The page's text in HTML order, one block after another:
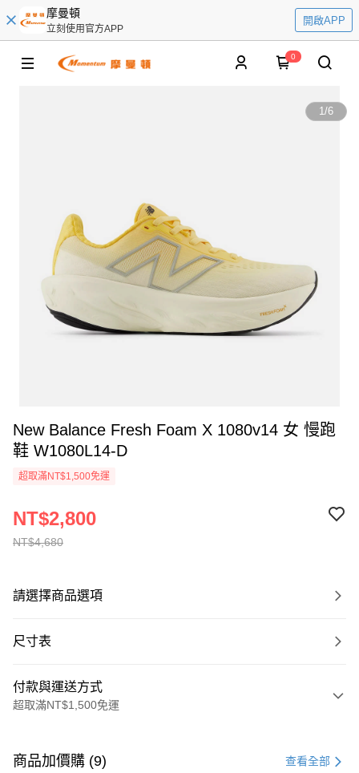
摩曼頓
立刻使用官方APP
開啟APP
0
1/6
New Balance Fresh Foam X 1080v14 女 慢跑
鞋 W1080L14-D
超取滿NT$1,500免運
NT$4,680
NT$2,800
請選擇商品選項
尺寸表
付款與運送方式
超取滿NT$1,500免運
信用卡一次付款
商品加價購 (9) 查看全部